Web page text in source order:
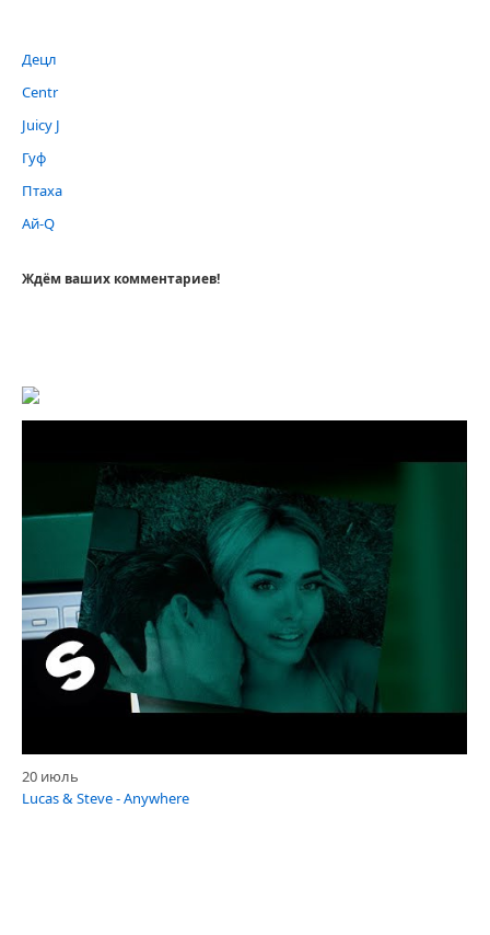
Децл
Centr
Juicy J
Гуф
Птаха
Ай-Q
Ждём ваших комментариев!
20 июль
Lucas & Steve - Anywhere